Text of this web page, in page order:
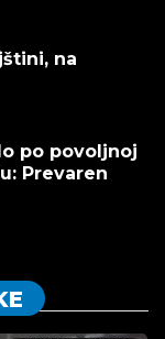
na
po povoljnoj
Prevaren